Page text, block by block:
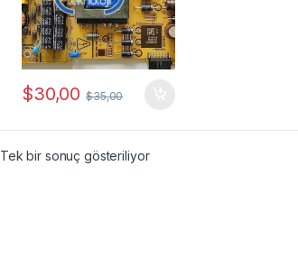
$30,00 $35,00
Tek bir sonuç gösteriliyor